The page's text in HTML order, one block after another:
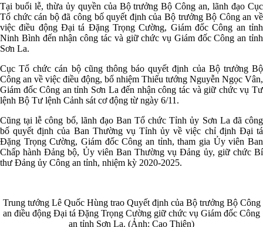
Tại buổi lễ, thừa ủy quyền của Bộ trưởng Bộ Công an, lãnh đạo Cục
Tổ chức cán bộ đã công bố quyết định của Bộ trưởng Bộ Công an về
việc điều động Đại tá Đặng Trọng Cường, Giám đốc Công an tỉnh
Ninh Bình đến nhận công tác và giữ chức vụ Giám đốc Công an tỉnh
Sơn La.
Cục Tổ chức cán bộ cũng thông báo quyết định của Bộ trưởng Bộ
Công an về việc điều động, bổ nhiệm Thiếu tướng Nguyễn Ngọc Vân,
Giám đốc Công an tỉnh Sơn La đến nhận công tác và giữ chức vụ Tư
lệnh Bộ Tư lệnh Cảnh sát cơ động từ ngày 6/11.
Cũng tại lễ công bố, lãnh đạo Ban Tổ chức Tỉnh ủy Sơn La đã công
bố quyết định của Ban Thường vụ Tỉnh ủy về việc chỉ định Đại tá
Đặng Trọng Cường, Giám đốc Công an tỉnh, tham gia Ủy viên Ban
Chấp hành Đảng bộ, Ủy viên Ban Thường vụ Đảng ủy, giữ chức Bí
thư Đảng ủy Công an tỉnh, nhiệm kỳ 2020-2025.
Trung tướng Lê Quốc Hùng trao Quyết định của Bộ trưởng Bộ Công
an điều động Đại tá Đặng Trọng Cường giữ chức vụ Giám đốc Công
an tỉnh Sơn La. (Ảnh: Cao Thiên)